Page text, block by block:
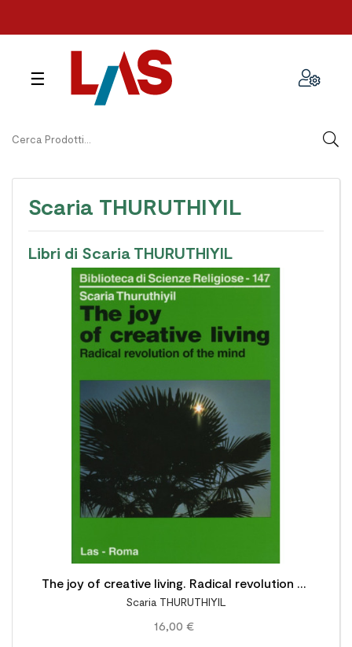
navigazione
☰
Scaria THURUTHIYIL
Libri di Scaria THURUTHIYIL
The joy of creative living. Radical revolution of
the mind. An approach proposed by Jiddu
Krishnamurti
Scaria THURUTHIYIL
16,00 €